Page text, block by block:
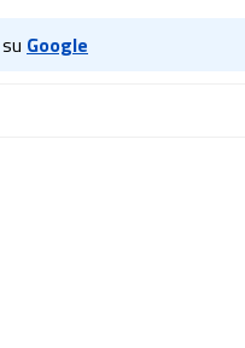
Google